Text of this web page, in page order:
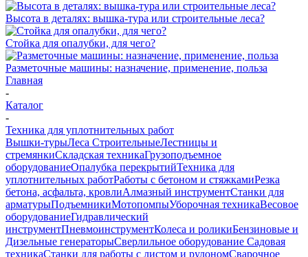
Высота в деталях: вышка-тура или строительные леса?
Стойка для опалубки, для чего?
Разметочные машины: назначение, применение, польза
Главная
-
Каталог
-
Техника для уплотнительных работ
Вышки-турыЛеса СтроительныеЛестницы и
стремянкиСкладская техникаГрузоподъемное
оборудованиеОпалубка перекрытийТехника для
уплотнительных работРаботы с бетоном и стяжкамиРезка
бетона, асфальта, кровлиАлмазный инструментСтанки для
арматурыПодъемникиМотопомпыУборочная техникаВесовое
оборудованиеГидравлический
инструментПневмоинструментКолеса и роликиБензиновые и
Дизельные генераторыСверлильное оборудование Садовая
техникаСтанки для работы с листом и рулономСварочное